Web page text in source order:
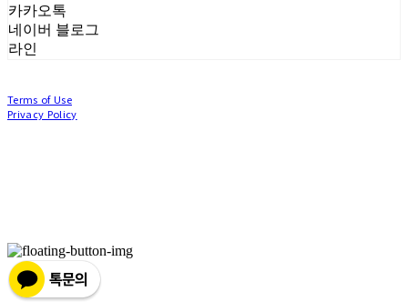
카카오톡
네이버 블로그
라인
Terms of Use
Privacy Policy